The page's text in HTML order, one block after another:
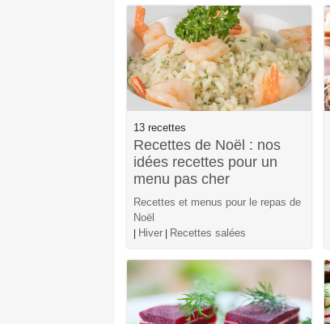
13 recettes
Recettes de Noël : nos
idées recettes pour un
menu pas cher
Recettes et menus pour le repas de
Noël
Hiver Recettes salées